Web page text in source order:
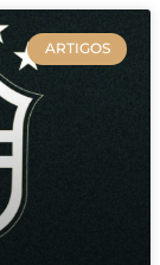
ARTIGOS